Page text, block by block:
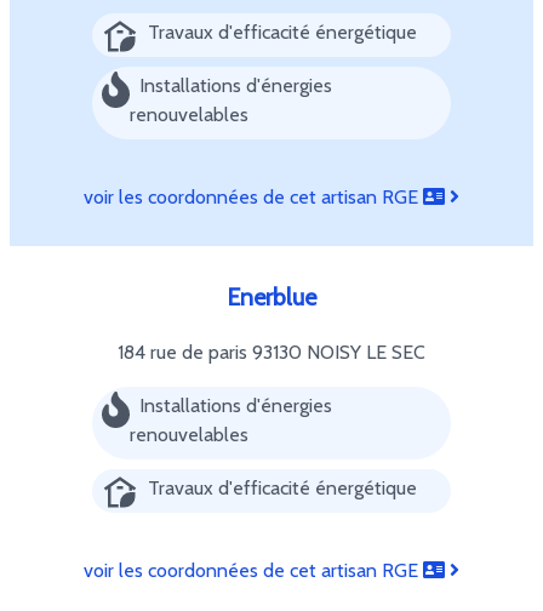
Travaux d'efficacité énergétique
Installations d'énergies
renouvelables
voir les coordonnées de cet artisan RGE
Enerblue
184 rue de paris 93130 NOISY LE SEC
Installations d'énergies
renouvelables
Travaux d'efficacité énergétique
voir les coordonnées de cet artisan RGE